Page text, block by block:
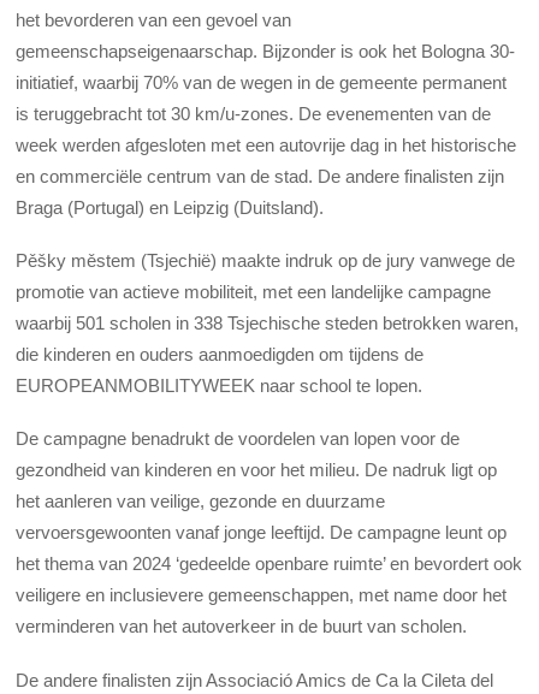
het bevorderen van een gevoel van
gemeenschapseigenaarschap. Bijzonder is ook het Bologna 30-
initiatief, waarbij 70% van de wegen in de gemeente permanent
is teruggebracht tot 30 km/u-zones. De evenementen van de
week werden afgesloten met een autovrije dag in het historische
en commerciële centrum van de stad. De andere finalisten zijn
Braga (Portugal) en Leipzig (Duitsland).
Pěšky městem (Tsjechië) maakte indruk op de jury vanwege de
promotie van actieve mobiliteit, met een landelijke campagne
waarbij 501 scholen in 338 Tsjechische steden betrokken waren,
die kinderen en ouders aanmoedigden om tijdens de
EUROPEANMOBILITYWEEK naar school te lopen.
De campagne benadrukt de voordelen van lopen voor de
gezondheid van kinderen en voor het milieu. De nadruk ligt op
het aanleren van veilige, gezonde en duurzame
vervoersgewoonten vanaf jonge leeftijd. De campagne leunt op
het thema van 2024 ‘gedeelde openbare ruimte’ en bevordert ook
veiligere en inclusievere gemeenschappen, met name door het
verminderen van het autoverkeer in de buurt van scholen.
De andere finalisten zijn Associació Amics de Ca la Cileta del